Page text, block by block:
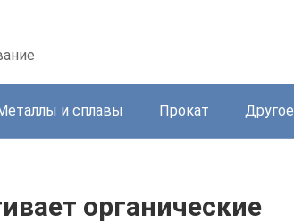
и сплавы Прокат Другое
органические